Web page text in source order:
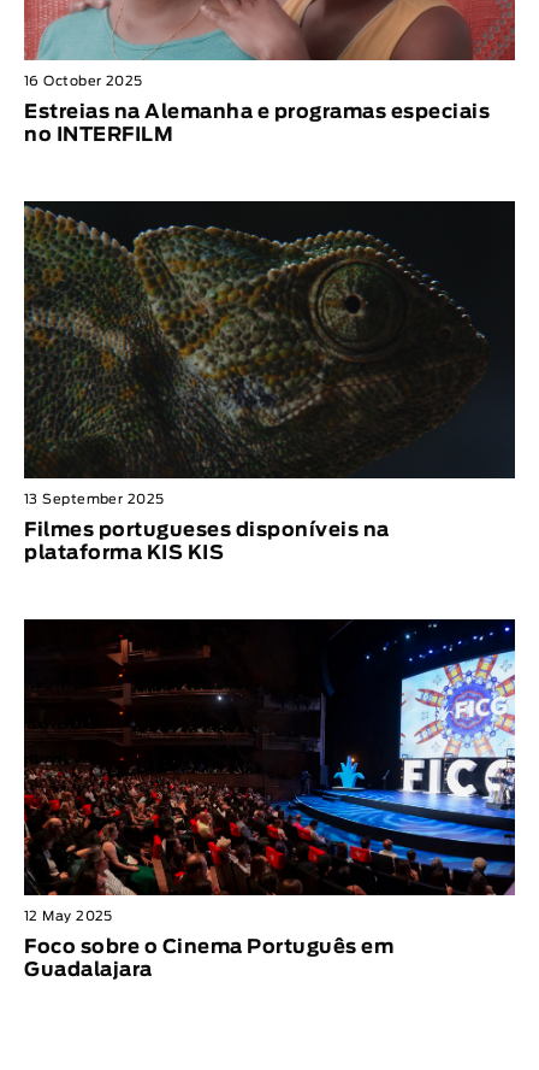
16 October 2025
Estreias na Alemanha e programas especiais
no INTERFILM
13 September 2025
Filmes portugueses disponíveis na
plataforma KIS KIS
12 May 2025
Foco sobre o Cinema Português em
Guadalajara